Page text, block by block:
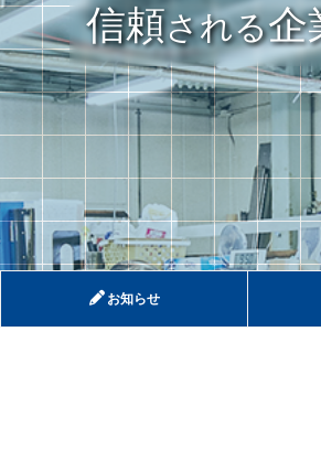
信頼される企
お知らせ